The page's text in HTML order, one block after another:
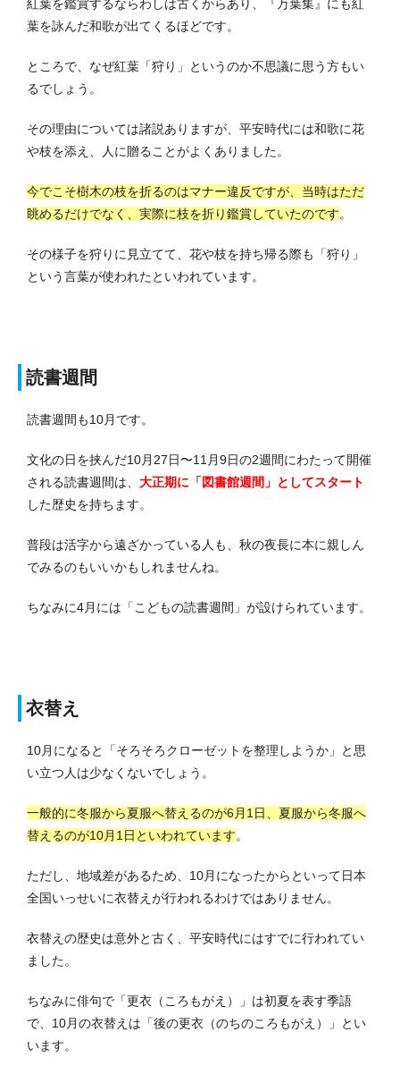
紅葉を鑑賞するならわしは古くからあり、『万葉集』にも紅
葉を詠んだ和歌が出てくるほどです。
ところで、なぜ紅葉「狩り」というのか不思議に思う方もい
るでしょう。
その理由については諸説ありますが、平安時代には和歌に花
や枝を添え、人に贈ることがよくありました。
今でこそ樹木の枝を折るのはマナー違反ですが、当時はただ
眺めるだけでなく、実際に枝を折り鑑賞していたのです。
その様子を狩りに見立てて、花や枝を持ち帰る際も「狩り」
という言葉が使われたといわれています。
読書週間
読書週間も10月です。
文化の日を挟んだ10月27日〜11月9日の2週間にわたって開催
される読書週間は、 大正期に「図書館週間」としてスタート
した歴史を持ちます。
普段は活字から遠ざかっている人も、秋の夜長に本に親しん
でみるのもいいかもしれませんね。
ちなみに4月には「こどもの読書週間」が設けられています。
衣替え
10月になると「そろそろクローゼットを整理しようか」と思
い立つ人は少なくないでしょう。
一般的に冬服から夏服へ替えるのが6月1日、夏服から冬服へ
替えるのが10月1日といわれています。
ただし、地域差があるため、10月になったからといって日本
全国いっせいに衣替えが行われるわけではありません。
衣替えの歴史は意外と古く、平安時代にはすでに行われてい
ました。
ちなみに俳句で「更衣（ころもがえ）」は初夏を表す季語
で、10月の衣替えは「後の更衣（のちのころもがえ）」とい
います。